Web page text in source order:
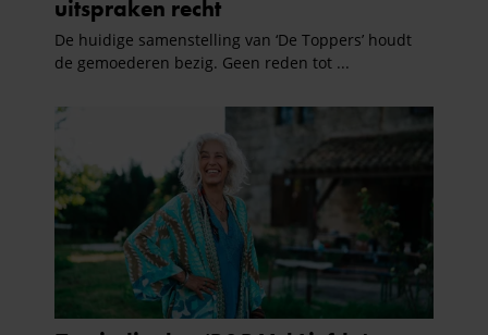
informatie die u aan ze heeft verstrekt of die ze hebben
verzameld op basis van uw gebruik van hun services. U
gaat akkoord met onze cookies als u onze website blijft